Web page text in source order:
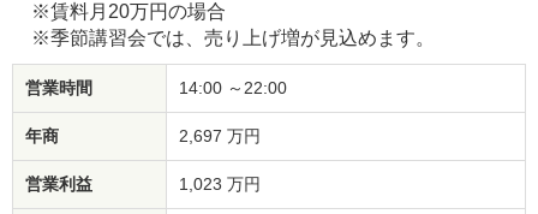
※賃料月20万円の場合
※季節講習会では、売り上げ増が見込めます。
営業時間 14:00 ～22:00
年商 2,697 万円
営業利益 1,023 万円